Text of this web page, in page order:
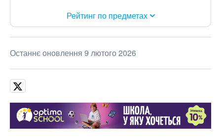
Рейтинг по предметах
Останнє оновлення 9 лютого 2026